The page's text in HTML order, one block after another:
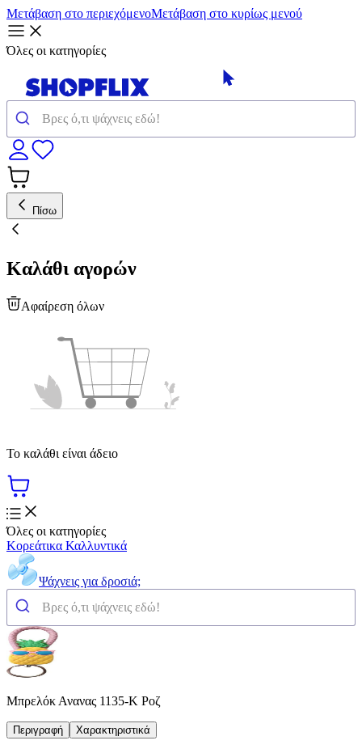
Μετάβαση στο περιεχόμενοΜετάβαση στο κυρίως μενού
Όλες οι κατηγορίες
Πίσω
Καλάθι αγορών
Αφαίρεση όλων
Το καλάθι είναι άδειο
Όλες οι κατηγορίες
Κορεάτικα Καλλυντικά
Ψάχνεις για δροσιά;
Μπρελόκ Ανανας 1135-K Ροζ
Περιγραφή Χαρακτηριστικά